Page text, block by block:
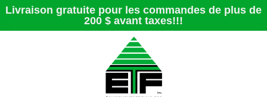
Livraison gratuite pour les commandes de plus de
200 $ avant taxes!!!